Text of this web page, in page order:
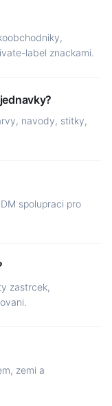
label znackami.
navody, stitky,
spolupraci pro
zastrcek,
zemi a